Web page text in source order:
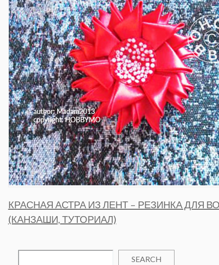
КРАСНАЯ АСТРА ИЗ ЛЕНТ – РЕЗИНКА ДЛЯ
(КАНЗАШИ, ТУТОРИАЛ)
SEARCH